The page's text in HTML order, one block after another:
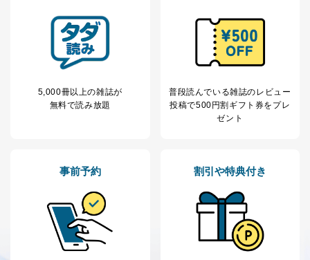
ただいた個人情報のうち、市町村などの名称および郵便
番号、金融機関の名称あるいはクレジットカードの有効
期限など、商品のお届けやご請求を行う上で支障がある
情報に変更があった場合には、当社が登録情報を変更さ
せていただく場合があります。
A.開示等の求めの申し出先、提出していただく書面等
開示等の求めは、電話又は電子メールにて下記までお申
し付けください。開示等の求めに際して提出していただ
TEL:0570-200-223
受付時間：10:00～17:00（土、日、祝、年末年始休業）
■電子メールによる場合
e-mail：cs@fujisan.co.jp
5,000冊以上の雑誌が
無料で読み放題
普段読んでいる雑誌のレビュー
投稿で500円割ギフト券をプレ
ゼント
事前予約 割引や特典付き